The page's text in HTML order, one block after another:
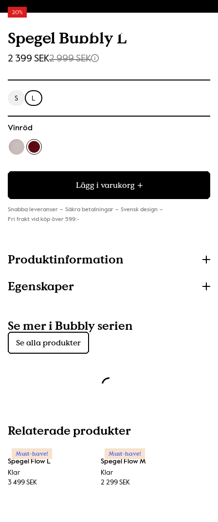
Spegel Bubbly L
20%
2 399 SEK2 999 SEK
S L
Vinröd
Lägg i varukorg
Snabba leveranser Säkra betalningar
Svensk design
Fri frakt vid köp över 599:-
Produktinformation
Egenskaper
Se mer i Bubbly serien
Se alla produkter
Relaterade produkter
Must-have!
Spegel Flow L
Klar
3 499 SEK
Must-have!
Spegel Flow M
Klar
2 299 SEK